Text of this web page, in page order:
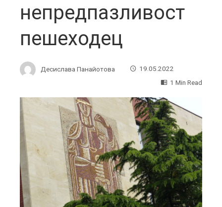
непредпазливост
пешеходец
Десислава Панайотова
19.05.2022
1 Min Read